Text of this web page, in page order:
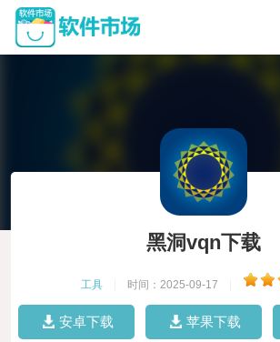
黑洞vqn下载
工具 时间：2025-09-17
安卓下载 苹果下载